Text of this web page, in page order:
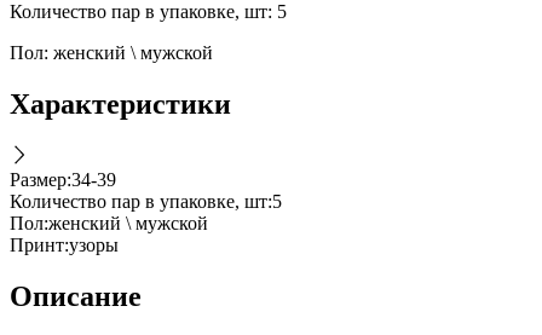
Количество пар в упаковке, шт: 5
Пол: женский \ мужской
Характеристики
Размер:34-39
Количество пар в упаковке, шт:5
Пол:женский \ мужской
Принт:узоры
Описание